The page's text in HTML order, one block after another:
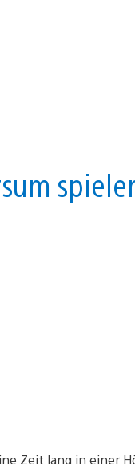
Zeit lang in einer